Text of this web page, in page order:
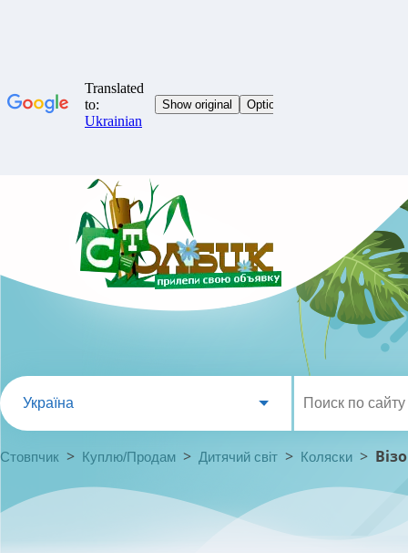
Україна
Стовпчик > Куплю/Продам > Дитячий світ > Коляски >